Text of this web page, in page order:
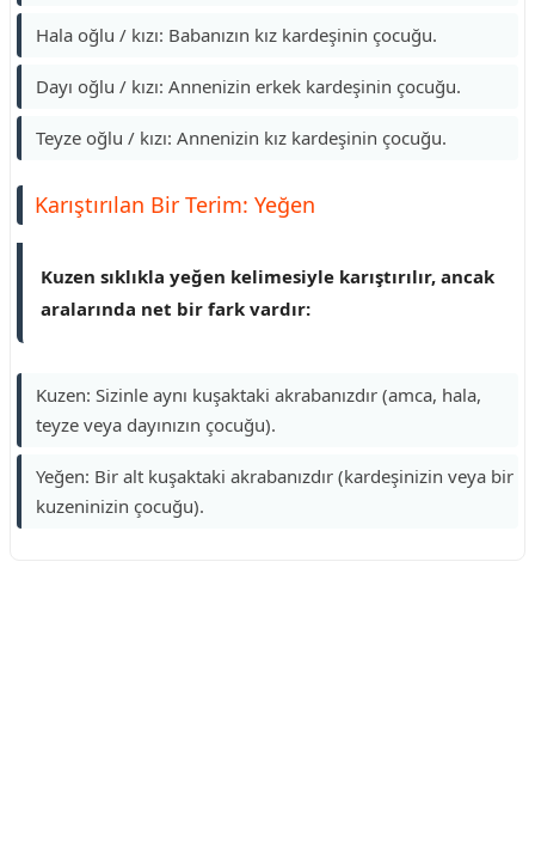
Hala oğlu / kızı: Babanızın kız kardeşinin çocuğu.
Dayı oğlu / kızı: Annenizin erkek kardeşinin çocuğu.
Teyze oğlu / kızı: Annenizin kız kardeşinin çocuğu.
Karıştırılan Bir Terim: Yeğen
Kuzen sıklıkla yeğen kelimesiyle karıştırılır, ancak
aralarında net bir fark vardır:
Kuzen: Sizinle aynı kuşaktaki akrabanızdır (amca, hala,
teyze veya dayınızın çocuğu).
Yeğen: Bir alt kuşaktaki akrabanızdır (kardeşinizin veya bir
kuzeninizin çocuğu).